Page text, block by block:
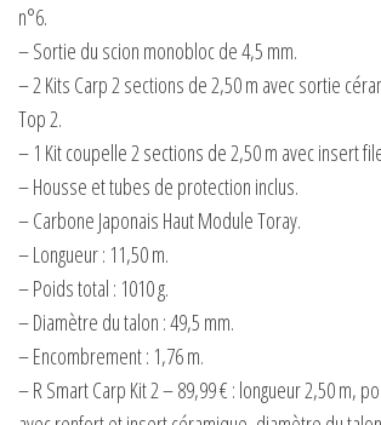
n°6.
– Sortie du scion monobloc de 4,5 mm.
– 2 Kits Carp 2 sections de 2,50 m avec sortie
Top 2.
– 1 Kit coupelle 2 sections de 2,50 m avec insert
– Housse et tubes de protection inclus.
– Carbone Japonais Haut Module Toray.
– Longueur : 11,50 m.
– Poids total : 1010 g.
– Diamètre du talon : 49,5 mm.
– Encombrement : 1,76 m.
– R Smart Carp Kit 2 – 89,99 € : longueur 2,50 m,